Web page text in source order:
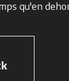
qu'en